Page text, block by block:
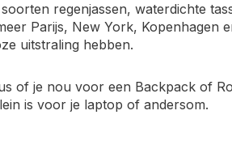
regenjassen, waterdichte
Parijs, New York, Kopenhagen
uitstraling hebben.
of je nou voor een Backpack of
is voor je laptop of andersom.